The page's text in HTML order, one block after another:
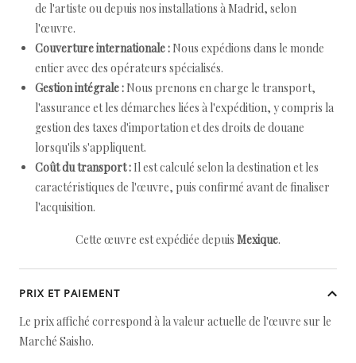
de l'artiste ou depuis nos installations à Madrid, selon
l'œuvre.
Couverture internationale : Nous expédions dans le monde
entier avec des opérateurs spécialisés.
Gestion intégrale : Nous prenons en charge le transport,
l'assurance et les démarches liées à l'expédition, y compris la
gestion des taxes d'importation et des droits de douane
lorsqu'ils s'appliquent.
Coût du transport : Il est calculé selon la destination et les
caractéristiques de l'œuvre, puis confirmé avant de finaliser
l'acquisition.
Cette œuvre est expédiée depuis Mexique.
PRIX ET PAIEMENT
Le prix affiché correspond à la valeur actuelle de l'œuvre sur le
Marché Saisho.